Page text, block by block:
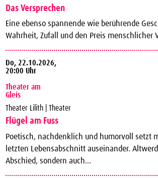
Das Versprechen
Eine ebenso spannende wie berührende
Wahrheit, Zufall und den Preis menschlicher
Do, 22.10.2026,
20:00 Uhr
Theater am
Gleis
Theater Lilith | Theater
Flügel am Fuss
Poetisch, nachdenklich und humorvoll setzt
letzten Lebensabschnitt auseinander.
Abschied, sondern auch...